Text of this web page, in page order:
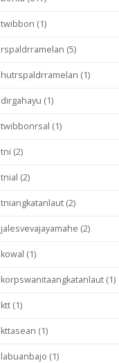
twibbon (1)
rspaldrramelan (5)
hutrspaldrramelan (1)
dirgahayu (1)
twibbonrsal (1)
tni (2)
tnial (2)
tniangkatanlaut (2)
jalesvevajayamahe (2)
kowal (1)
korpswanitaangkatanlaut (1)
ktt (1)
kttasean (1)
labuanbajo (1)